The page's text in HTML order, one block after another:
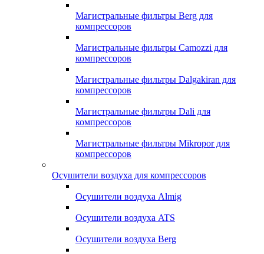
Магистральные фильтры Berg для
компрессоров
Магистральные фильтры Camozzi для
компрессоров
Магистральные фильтры Dalgakiran для
компрессоров
Магистральные фильтры Dali для
компрессоров
Магистральные фильтры Mikropor для
компрессоров
Осушители воздуха для компрессоров
Осушители воздуха Almig
Осушители воздуха ATS
Осушители воздуха Berg